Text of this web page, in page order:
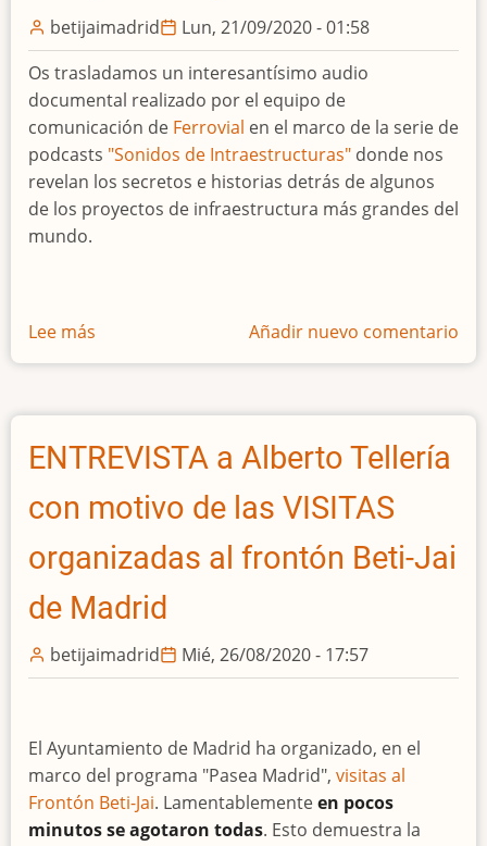
betijaimadrid
Lun, 21/09/2020 - 01:58
Os trasladamos un interesantísimo audio
documental realizado por el equipo de
comunicación de Ferrovial en el marco de la serie de
podcasts "Sonidos de Intraestructuras" donde nos
revelan los secretos e historias detrás de algunos
de los proyectos de infraestructura más grandes del
mundo.
Lee más
SONIDOS
INFRAESTRUCTURAS:
El
frontón
Jai
(Un
ameno,
extenso
interesante
documental
su
recuperación)
Añadir nuevo comentario
ENTREVISTA a Alberto Tellería
con motivo de las VISITAS
organizadas al frontón Beti-Jai
de Madrid
betijaimadrid Mié, 26/08/2020 - 17:57
El Ayuntamiento de Madrid ha organizado, en el
marco del programa "Pasea Madrid", visitas al
Frontón Beti-Jai. Lamentablementeen pocos
minutos se agotaron todas. Esto demuestra la